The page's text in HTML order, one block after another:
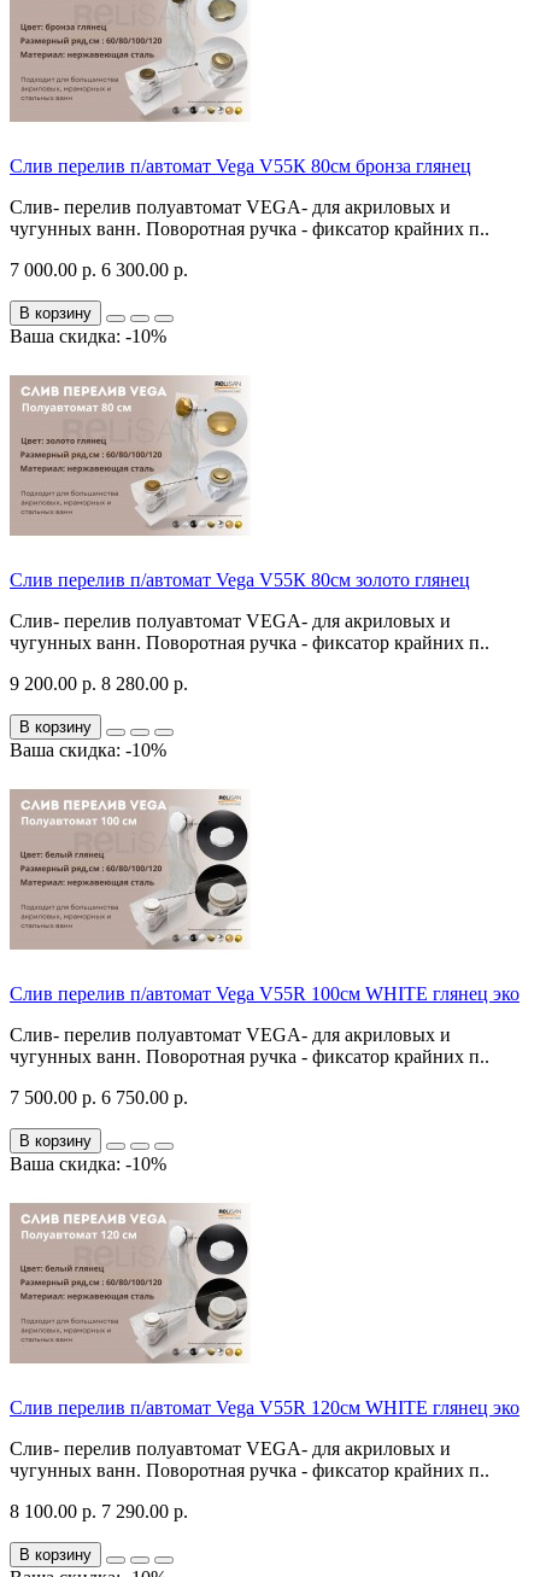
Слив перелив п/автомат Vega V55К 80см бронза глянец
Слив- перелив полуавтомат VEGA- для акриловых и
чугунных ванн. Поворотная ручка - фиксатор крайних п..
7 000.00 р. 6 300.00 р.
В корзину
Ваша скидка: -10%
Слив перелив п/автомат Vega V55К 80см золото глянец
Слив- перелив полуавтомат VEGA- для акриловых и
чугунных ванн. Поворотная ручка - фиксатор крайних п..
9 200.00 р. 8 280.00 р.
В корзину
Ваша скидка: -10%
Слив перелив п/автомат Vega V55R 100см WHITE глянец эко
Слив- перелив полуавтомат VEGA- для акриловых и
чугунных ванн. Поворотная ручка - фиксатор крайних п..
7 500.00 р. 6 750.00 р.
В корзину
Ваша скидка: -10%
Слив перелив п/автомат Vega V55R 120см WHITE глянец эко
Слив- перелив полуавтомат VEGA- для акриловых и
чугунных ванн. Поворотная ручка - фиксатор крайних п..
8 100.00 р. 7 290.00 р.
В корзину